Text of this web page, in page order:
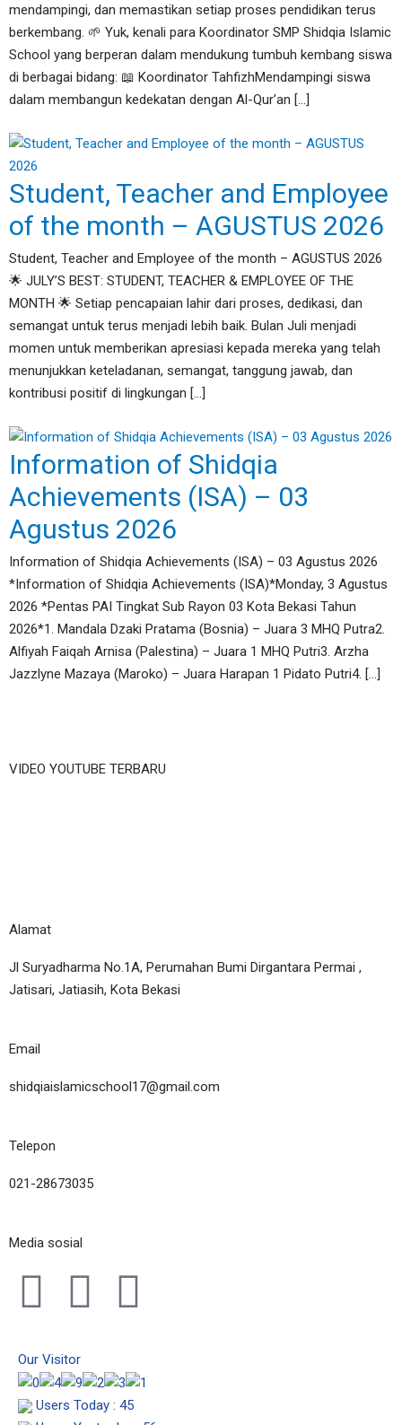
mendampingi, dan memastikan setiap proses pendidikan terus
berkembang. 🌱 Yuk, kenali para Koordinator SMP Shidqia Islamic
School yang berperan dalam mendukung tumbuh kembang siswa
di berbagai bidang: 📖 Koordinator TahfizhMendampingi siswa
dalam membangun kedekatan dengan Al-Qur’an […]
Student, Teacher and Employee
of the month – AGUSTUS 2026
Student, Teacher and Employee of the month – AGUSTUS 2026
🌟 JULY’S BEST: STUDENT, TEACHER & EMPLOYEE OF THE
MONTH 🌟 Setiap pencapaian lahir dari proses, dedikasi, dan
semangat untuk terus menjadi lebih baik. Bulan Juli menjadi
momen untuk memberikan apresiasi kepada mereka yang telah
menunjukkan keteladanan, semangat, tanggung jawab, dan
kontribusi positif di lingkungan […]
Information of Shidqia
Achievements (ISA) – 03
Agustus 2026
Information of Shidqia Achievements (ISA) – 03 Agustus 2026
*Information of Shidqia Achievements (ISA)*Monday, 3 Agustus
2026 *Pentas PAI Tingkat Sub Rayon 03 Kota Bekasi Tahun
2026*1. Mandala Dzaki Pratama (Bosnia) – Juara 3 MHQ Putra2.
Alfiyah Faiqah Arnisa (Palestina) – Juara 1 MHQ Putri3. Arzha
Jazzlyne Mazaya (Maroko) – Juara Harapan 1 Pidato Putri4. […]
VIDEO YOUTUBE TERBARU
Alamat
Jl Suryadharma No.1A, Perumahan Bumi Dirgantara Permai ,
Jatisari, Jatiasih, Kota Bekasi
Email
shidqiaislamicschool17@gmail.com
Telepon
021-28673035
Media sosial
I
s
F
c
Y
u
Our Visitor
Users Today : 45